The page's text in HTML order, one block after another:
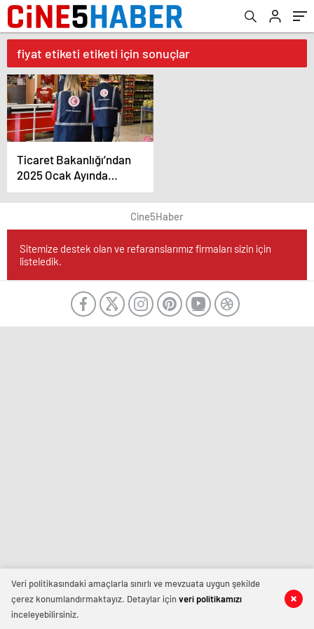
fiyat etiketi etiketi için sonuçlar
Ticaret Bakanlığı’ndan
2025 Ocak Ayında
283,7 Milyon TL Para
Cezası
Cine5Haber
Sitemize destek olan ve refaranslarımız firmaları sizin için
listeledik.
Veri politikasındaki amaçlarla sınırlı ve mevzuata uygun şekilde
çerez konumlandırmaktayız. Detaylar içinveri politikamızı
inceleyebilirsiniz.